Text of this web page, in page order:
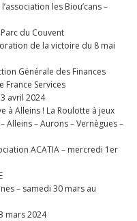
les Biou’cans –
du Couvent
de la victoire du 8 mai
Générale des Finances
France Services
avril 2024
à Alleins ! La Roulotte à jeux
Alleins – Aurons – Vernègues –
ACATIA – mercredi 1er
– samedi 30 mars au
mars 2024